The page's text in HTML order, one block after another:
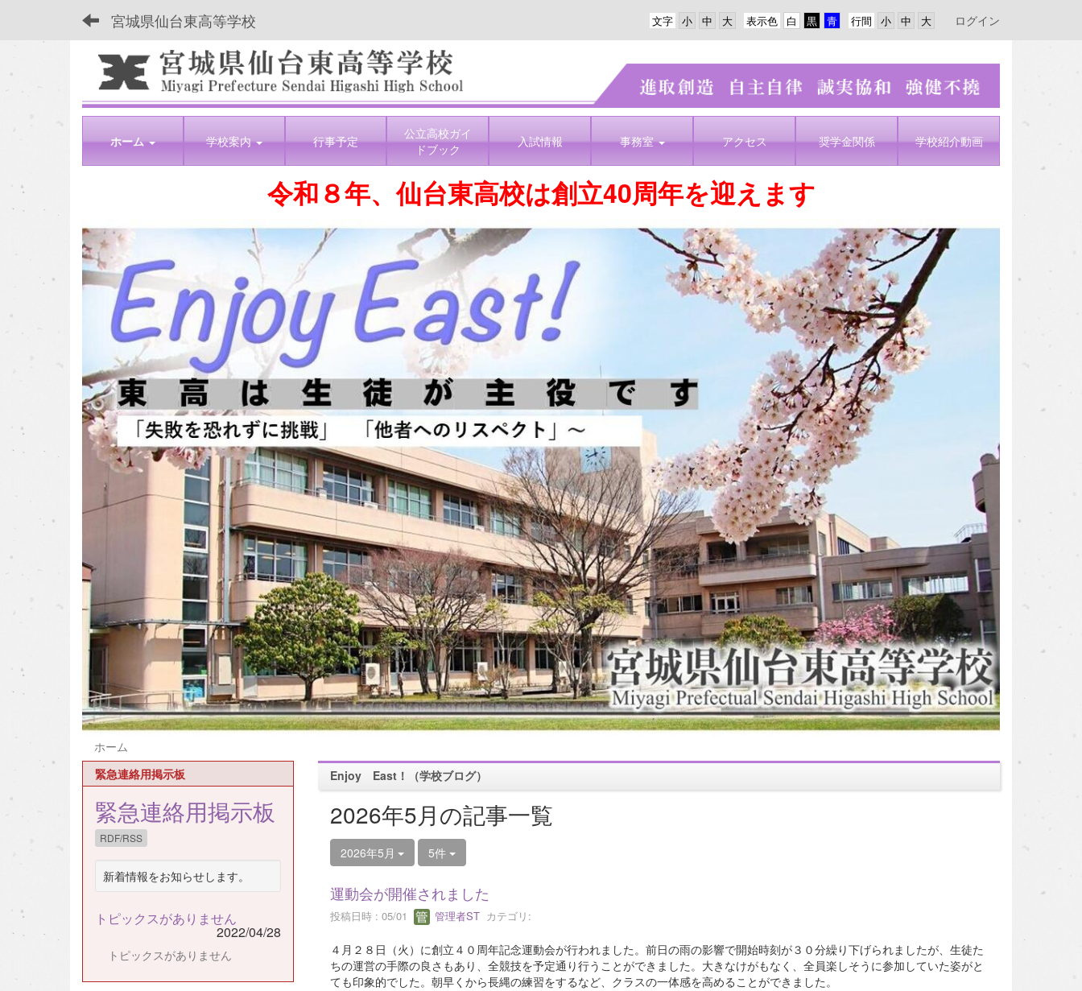
宮城県仙台東高等学校 行間
表示色
文字 ログイン
ホーム 学校案内 行事予定
公立高校ガイ
ドブック
入試情報 事務室 アクセス 奨学金関係 学校紹介動画
令和８年、仙台東高校は創立40周年を迎えます
ホーム
Enjoy East！（学校ブログ）
2026年5月の記事一覧
2026年5月 5件
運動会が開催されました
投稿日時 : 05/01 管理者STカテゴリ:
４月２８日（火）に創立４０周年記念運動会が行われました。前日の雨の影響で開始時刻が３０分繰り下げられましたが、生徒た
ちの運営の手際の良さもあり、全競技を予定通り行うことができました。大きなけがもなく、全員楽しそうに参加していた姿がと
ても印象的でした。朝早くから長縄の練習をするなど、クラスの一体感を高めることができました。
緊急連絡用掲示板
緊急連絡用掲示板
RDF/RSS
新着情報をお知らせします。
トピックスがありません
2022/04/28
トピックスがありません